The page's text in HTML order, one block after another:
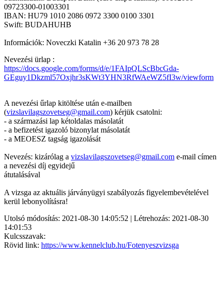
09723300-01003301
IBAN: HU79 1010 2086 0972 3300 0100 3301
Swift: BUDAHUHB
Információk: Noveczki Katalin +36 20 973 78 28
Nevezési ürlap :
https://docs.google.com/forms/d/e/1FAIpQLScBbcGda-
GEguy1Dkzml57Oxjhr3sKWt3YHN3RfWAeWZ5fI3w/viewform
A nevezési űrlap kitöltése után e-mailben
(vizslavilagszovetseg@gmail.com) kérjük csatolni:
- a származási lap kétoldalas másolatát
- a befizetést igazoló bizonylat másolatát
- a MEOESZ tagság igazolását
Nevezés: kizárólag a vizslavilagszovetseg@gmail.com e-mail címen
a nevezési díj egyidejű
átutalásával
A vizsga az aktuális járványügyi szabályozás figyelembevételével
kerül lebonyolításra!
Utolsó módosítás: 2021-08-30 14:05:52 | Létrehozás: 2021-08-30
14:01:53
Kulcsszavak:
Rövid link: https://www.kennelclub.hu/Fotenyeszvizsga